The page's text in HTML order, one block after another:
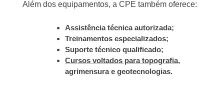
Além dos equipamentos, a CPE também oferece:
Assistência técnica autorizada;
Treinamentos especializados;
Suporte técnico qualificado;
Cursos voltados para topografia,
agrimensura e geotecnologias.